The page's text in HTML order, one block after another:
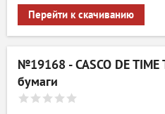
Перейти к скачиванию
№19168 - CASCO DE TIME
бумаги